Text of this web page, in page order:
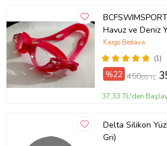
Havuz ve Deniz
Yetişkin Havuz
Profesyonel
Kumaşı Likra
(1)
Kargo Bedava
%22 450,00 TL
37,33 TL'den
Delta Silikon
Gri)